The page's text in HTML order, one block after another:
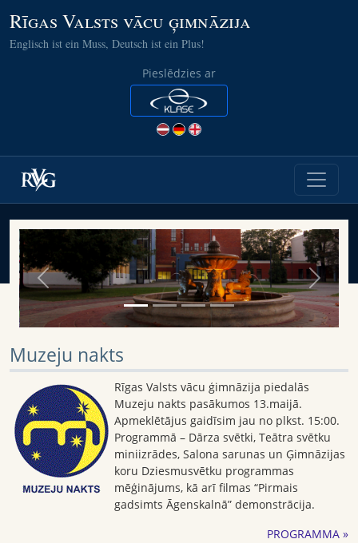
Rīgas Valsts vācu ģimnāzija
Englisch ist ein Muss, Deutsch ist ein Plus!
Pieslēdzies ar
Previous Next
Muzeju nakts
Rīgas Valsts vācu ģimnāzija piedalās
Muzeju nakts pasākumos 13.maijā.
Apmeklētājus gaidīsim jau no plkst. 15:00.
Programmā – Dārza svētki, Teātra svētku
miniizrādes, Salona sarunas un Ģimnāzijas
koru Dziesmusvētku programmas
mēģinājums, kā arī filmas “Pirmais
gadsimts Āgenskalnā” demonstrācija.
PROGRAMMA »